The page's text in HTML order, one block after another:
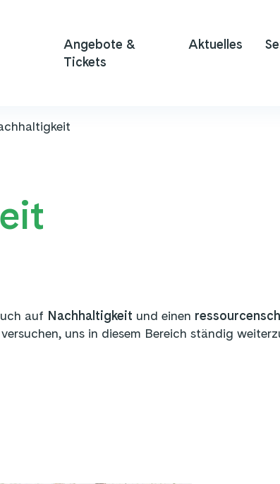
Angebote &
Tickets
Aktuelles
auf Nachhaltigkeit und einen
uns in diesem Bereich ständig